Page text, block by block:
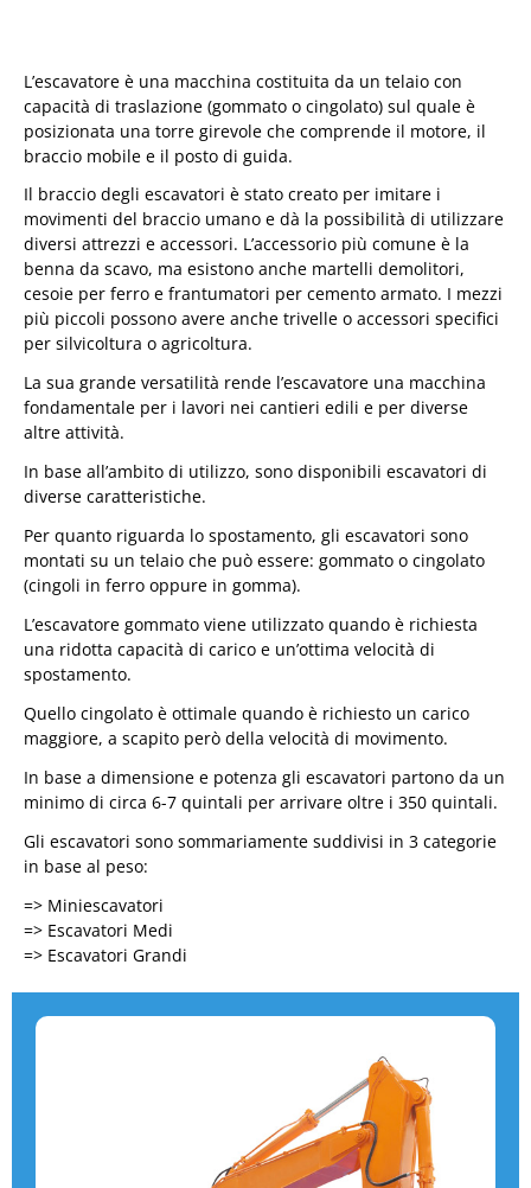
L’escavatore è una macchina costituita da un telaio con
capacità di traslazione (gommato o cingolato) sul quale è
posizionata una torre girevole che comprende il motore, il
braccio mobile e il posto di guida.
Il braccio degli escavatori è stato creato per imitare i
movimenti del braccio umano e dà la possibilità di utilizzare
diversi attrezzi e accessori. L’accessorio più comune è la
benna da scavo, ma esistono anche martelli demolitori,
cesoie per ferro e frantumatori per cemento armato. I mezzi
più piccoli possono avere anche trivelle o accessori specifici
per silvicoltura o agricoltura.
La sua grande versatilità rende l’escavatore una macchina
fondamentale per i lavori nei cantieri edili e per diverse
altre attività.
In base all’ambito di utilizzo, sono disponibili escavatori di
diverse caratteristiche.
Per quanto riguarda lo spostamento, gli escavatori sono
montati su un telaio che può essere: gommato o cingolato
(cingoli in ferro oppure in gomma).
L’escavatore gommato viene utilizzato quando è richiesta
una ridotta capacità di carico e un’ottima velocità di
spostamento.
Quello cingolato è ottimale quando è richiesto un carico
maggiore, a scapito però della velocità di movimento.
In base a dimensione e potenza gli escavatori partono da un
minimo di circa 6-7 quintali per arrivare oltre i 350 quintali.
Gli escavatori sono sommariamente suddivisi in 3 categorie
in base al peso:
=> Miniescavatori
=> Escavatori Medi
=> Escavatori Grandi